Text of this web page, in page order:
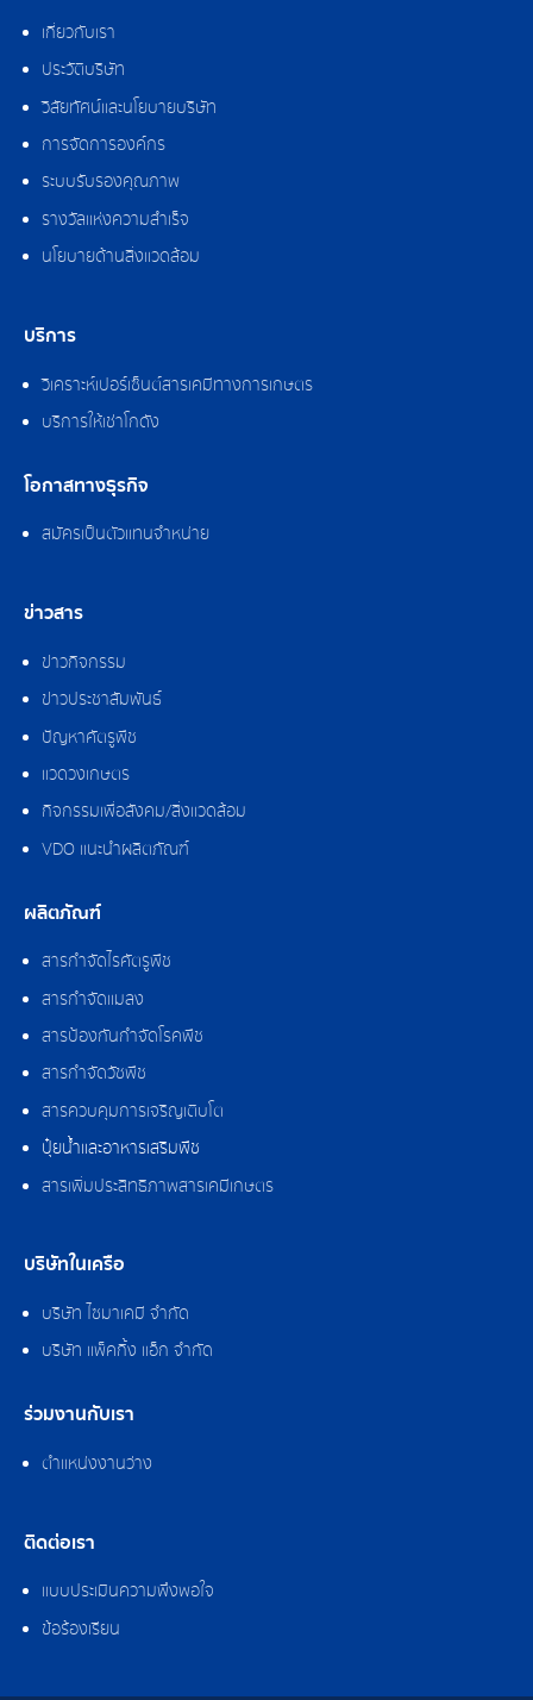
เกี่ยวกับเรา
ประวัติบริษัท
วิสัยทัศน์และนโยบายบริษัท
การจัดการองค์กร
ระบบรับรองคุณภาพ
รางวัลแห่งความสำเร็จ
นโยบายด้านสิ่งแวดล้อม
บริการ
วิเคราะห์เปอร์เซ็นต์สารเคมีทางการเกษตร
บริการให้เช่าโกดัง
โอกาสทางธุรกิจ
สมัครเป็นตัวแทนจำหน่าย
ข่าวสาร
ข่าวกิจกรรม
ข่าวประชาสัมพันธ์
ปัญหาศัตรูพืช
แวดวงเกษตร
กิจกรรมเพื่อสังคม/สิ่งแวดล้อม
VDO แนะนำผลิตภัณฑ์
ผลิตภัณฑ์
สารกำจัดไรศัตรูพืช
สารกำจัดแมลง
สารป้องกันกำจัดโรคพืช
สารกำจัดวัชพืช
สารควบคุมการเจริญเติบโต
ปุ๋ยน้ำและอาหารเสริมพืช
สารเพิ่มประสิทธิภาพสารเคมีเกษตร
บริษัทในเครือ
บริษัท ไซมาเคมี จำกัด
บริษัท แพ็คกิ้ง แอ็ก จำกัด
ร่วมงานกับเรา
ตำแหน่งงานว่าง
ติดต่อเรา
แบบประเมินความพึงพอใจ
ข้อร้องเรียน